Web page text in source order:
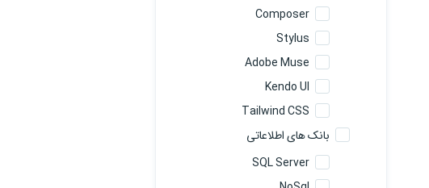
Composer
Stylus
Adobe Muse
Kendo UI
Tailwind CSS
بانک های اطلاعاتی
SQL Server